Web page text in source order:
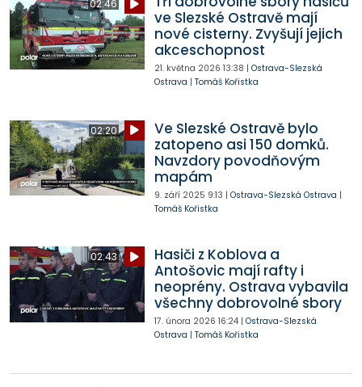
02:46
ve Slezské Ostravě mají
nové cisterny. Zvyšují jejich
akceschopnost
21. května 2026 13:38 | Ostrava-Slezská
Ostrava | Tomáš Kořistka
02:20
Ve Slezské Ostravě bylo
zatopeno asi 150 domků.
Navzdory povodňovým
mapám
9. září 2025 9:13 | Ostrava-Slezská Ostrava |
Tomáš Kořistka
02:43
Hasiči z Koblova a
Antošovic mají rafty i
neoprény. Ostrava vybavila
všechny dobrovolné sbory
17. února 2026 16:24| Ostrava-Slezská
Ostrava | Tomáš Kořistka